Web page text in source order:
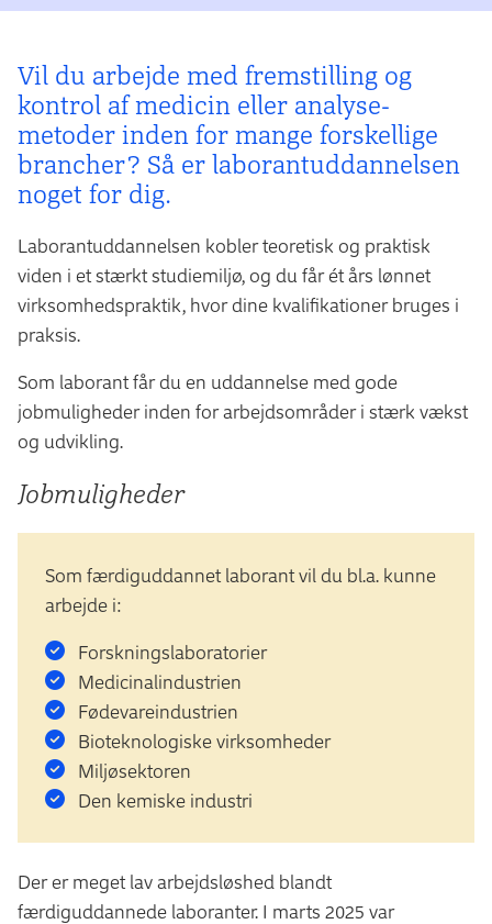
Vil du arbejde med fremstilling og
kontrol af medicin eller analyse­
metoder inden for mange forskellige
brancher? Så er laborant­uddannelsen
noget for dig.
Laborantuddannelsen kobler teoretisk og praktisk
viden i et stærkt studiemiljø, og du får ét års lønnet
virksomhedspraktik, hvor dine kvalifikationer bruges i
praksis.
Som laborant får du en uddannelse med gode
jobmuligheder inden for arbejdsområder i stærk vækst
og udvikling.
Jobmuligheder
Som færdiguddannet laborant vil du bl.a. kunne
arbejde i:
Forskningslaboratorier
Medicinalindustrien
Fødevareindustrien
Bioteknologiske virksomheder
Miljøsektoren
Den kemiske industri
Der er meget lav arbejdsløshed blandt
færdiguddannede laboranter. I marts 2025 var